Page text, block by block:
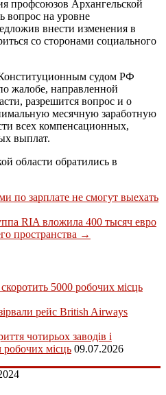
профсоюзов Архангельской
вопрос на уровне
внести изменения в
со сторонами социального
судом РФ
жалобе, направленной
разрешится вопрос и о
месячную заработную
всех компенсационных,
выплат.
области обратились в
по зарплате не смогут выехать
RIA вложила 400 тысяч евро
пространства →
5000 робочих місць
рейс British Airways
чотирьох заводів і
робочих місць 09.07.2026